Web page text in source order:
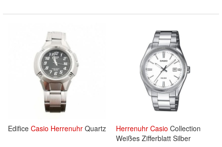
Edifice Casio Herrenuhr Quartz Herrenuhr Casio Collection
Weißes Zifferblatt Silber